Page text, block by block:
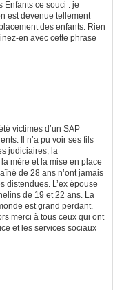
Enfants ce souci : je
est devenue tellement
des enfants. Rien
en avec cette phrase
victimes d’un SAP
Il n’a pu voir ses fils
judiciaires, la
mère et la mise en place
de 28 ans n’ont jamais
distendues. L’ex épouse
de 19 et 22 ans. La
est grand perdant.
merci à tous ceux qui ont
et les services sociaux